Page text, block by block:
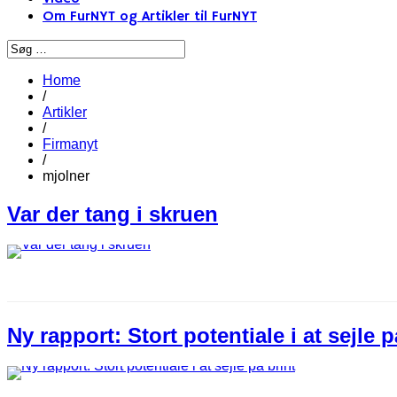
Om FurNYT og Artikler til FurNYT
Home
/
Artikler
/
Firmanyt
/
mjolner
Var der tang i skruen
Ny rapport: Stort potentiale i at sejle